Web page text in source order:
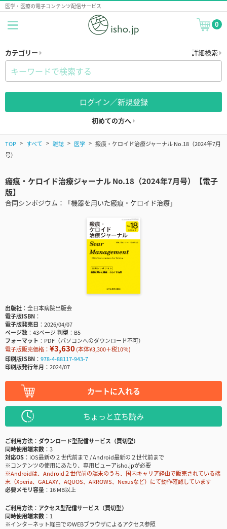
医学・医療の電子コンテンツ配信サービス
0
カテゴリー 詳細検索
ログイン／新規登録
初めての方へ
TOP すべて 雑誌 医学
瘢痕・ケロイド治療ジャーナル No.18（2024年7月
号）
瘢痕・ケロイド治療ジャーナル No.18（2024年7月号）【電子
版】
合同シンポジウム：「機器を用いた瘢痕・ケロイド治療」
出版社
全日本病院出版会
電子版ISBN
電子版発売日
2026/04/07
ページ数
43ページ判型
B5
フォーマット
PDF（パソコンへのダウンロード不可）
電子版販売価格： ¥3,630(本体¥3,300＋税10％)
印刷版ISBN
978-4-88117-943-7
印刷版発行年月
2024/07
カートに入れる
ちょっと立ち読み
ご利用方法
ダウンロード型配信サービス（買切型）
同時使用端末数
3
対応OS
iOS最新の２世代前まで / Android最新の２世代前まで
※コンテンツの使用にあたり、専用ビューアisho.jpが必要
※Androidは、Android２世代前の端末のうち、国内キャリア経由で販売されている端
末（Xperia、GALAXY、AQUOS、ARROWS、Nexusなど）にて動作確認しています
必要メモリ容量
16 MB以上
ご利用方法
アクセス型配信サービス（買切型）
同時使用端末数
1
※インターネット経由でのWEBブラウザによるアクセス参照